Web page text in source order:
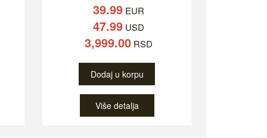
39.99EUR
47.99USD
3,999.00RSD
Dodaj u korpu
Više detalja